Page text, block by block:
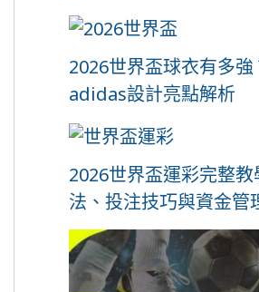
2026世界盃球衣有多強
adidas設計亮點解析
2026世界盃運彩完整
法、投注技巧與資金管